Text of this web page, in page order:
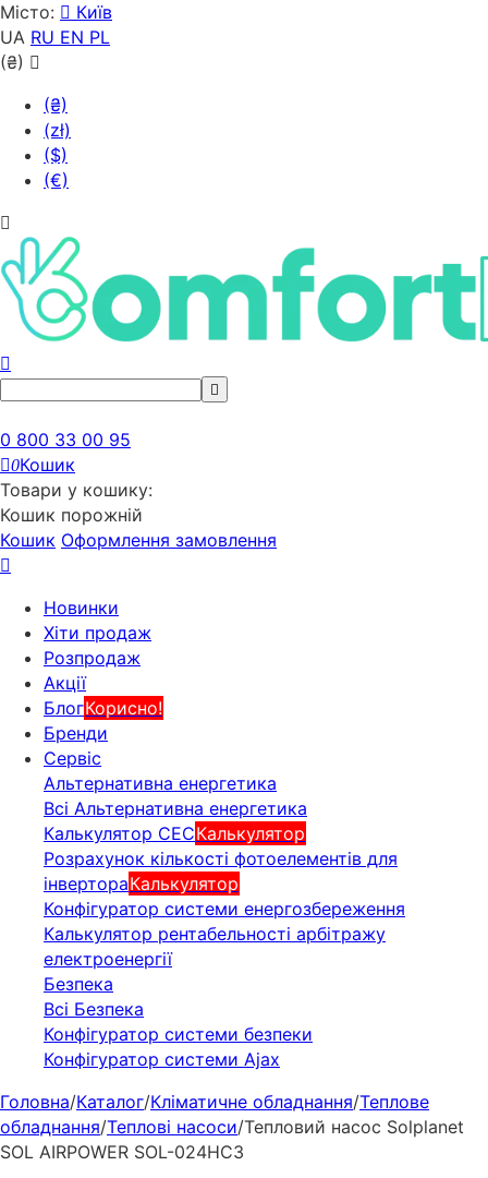
Місто:
Київ
UA RU EN PL
(₴)
(₴)
(zł)
($)
(€)
0 800 33 00 95
0Кошик
Товари у кошику:
Кошик порожній
Кошик Оформлення замовлення
Новинки
Хіти продаж
Розпродаж
Акції
БлогКорисно!
Бренди
Сервіс
Альтернативна енергетика
Всі Альтернативна енергетика
Калькулятор СЕСКалькулятор
Розрахунок кількості фотоелементів для
інвертораКалькулятор
Конфігуратор системи енергозбереження
Калькулятор рентабельності арбітражу
електроенергії
Безпека
Всі Безпека
Конфігуратор системи безпеки
Конфігуратор системи Ajax
Головна/Каталог/Кліматичне обладнання/Теплове
обладнання/Теплові насоси/Тепловий насос Solplanet
SOL AIRPOWER SOL-024HC3